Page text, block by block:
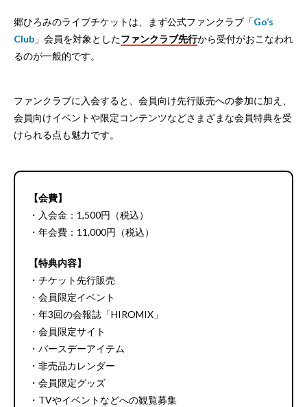
郷ひろみのライブチケットは、まず公式ファンクラブ「Go’s
Club 」会員を対象としたファンクラブ先行から受付がおこなわれ
るのが一般的です。
ファンクラブに入会すると、会員向け先行販売への参加に加え、
会員向けイベントや限定コンテンツなどさまざまな会員特典を受
けられる点も魅力です。
【会費】
・入会金：1,500円（税込）
・年会費：11,000円（税込）
【特典内容】
・チケット先行販売
・会員限定イベント
・年3回の会報誌「HIROMIX」
・会員限定サイト
・バースデーアイテム
・非売品カレンダー
・会員限定グッズ
・TVやイベントなどへの観覧募集